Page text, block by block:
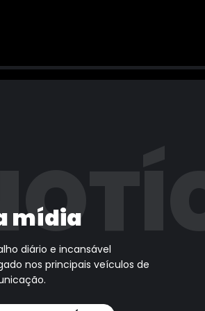
mídia
diário e incansável
nos principais veículos de